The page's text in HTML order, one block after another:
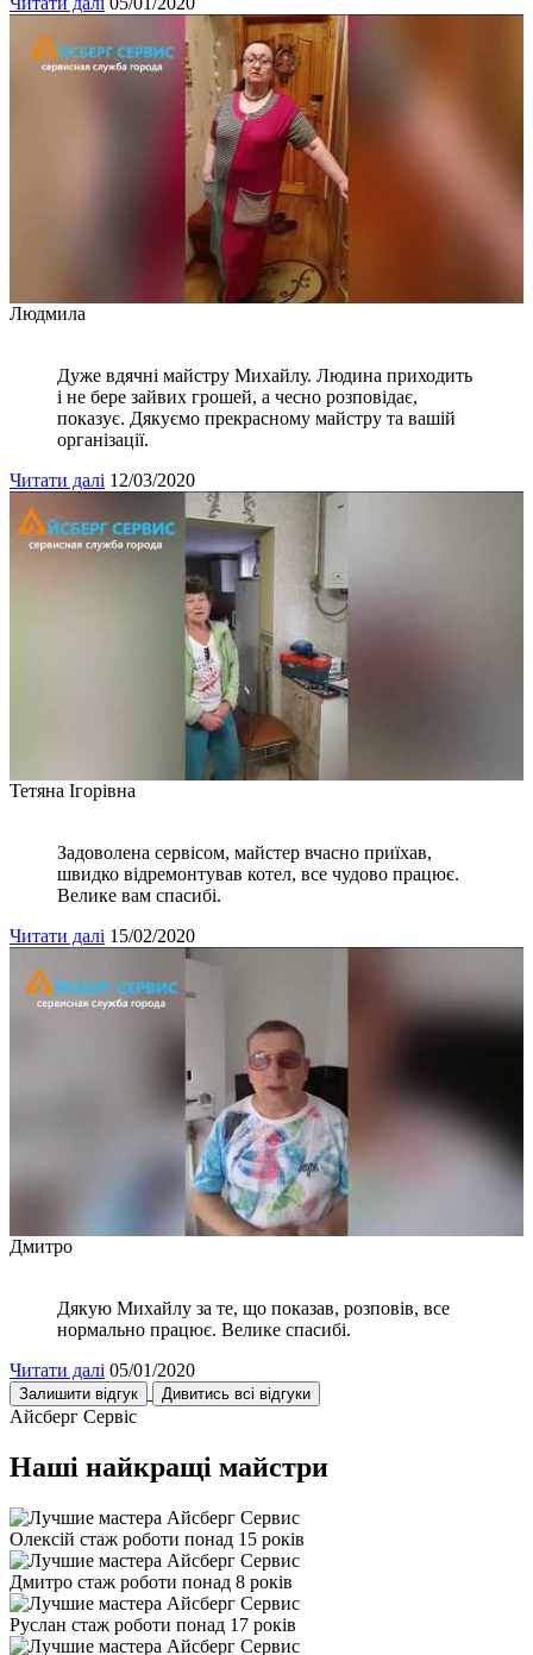
Людмила
Дуже вдячні майстру Михайлу. Людина приходить
і не бере зайвих грошей, а чесно розповідає,
показує. Дякуємо прекрасному майстру та вашій
організації.
Читати далі 12/03/2020
Тетяна Ігорівна
Задоволена сервісом, майстер вчасно приїхав,
швидко відремонтував котел, все чудово працює.
Велике вам спасибі.
Читати далі 15/02/2020
Дмитро
Дякую Михайлу за те, що показав, розповів, все
нормально працює. Велике спасибі.
Читати далі 05/01/2020
Залишити відгук Дивитись всі відгуки
Айсберг Сервіс
Наші найкращі майстри
Олексій стаж роботи понад 15 років
Дмитро стаж роботи понад 8 років
Руслан стаж роботи понад 17 років